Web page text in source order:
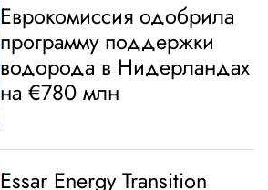
Еврокомиссия одобрила
программу поддержки
водорода в Нидерландах
на €780 млн
Essar Energy Transition